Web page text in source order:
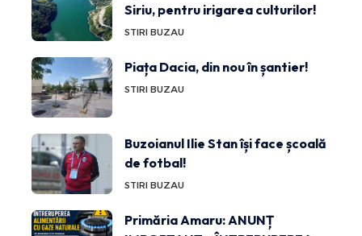
Siriu, pentru irigarea culturilor!
STIRI BUZAU
Piața Dacia, din nou în șantier!
STIRI BUZAU
Buzoianul Ilie Stan își face școală
de fotbal!
STIRI BUZAU
Primăria Amaru: ANUNȚ